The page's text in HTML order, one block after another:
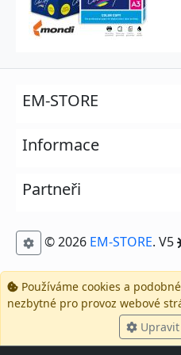
EM-STORE
Informace
Partneři
© 2026 EM-STORE. V5
Používáme cookies a
nezbytné pro provoz webové
Upravit